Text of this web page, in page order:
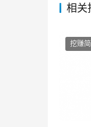
相关
挖赚